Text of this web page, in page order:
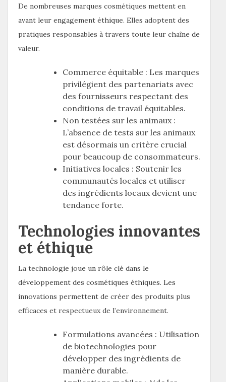
De nombreuses marques cosmétiques mettent en
avant leur engagement éthique. Elles adoptent des
pratiques responsables à travers toute leur chaîne de
valeur.
Commerce équitable : Les marques
privilégient des partenariats avec
des fournisseurs respectant des
conditions de travail équitables.
Non testées sur les animaux :
L’absence de tests sur les animaux
est désormais un critère crucial
pour beaucoup de consommateurs.
Initiatives locales : Soutenir les
communautés locales et utiliser
des ingrédients locaux devient une
tendance forte.
Technologies innovantes
et éthique
La technologie joue un rôle clé dans le
développement des cosmétiques éthiques. Les
innovations permettent de créer des produits plus
efficaces et respectueux de l’environnement.
Formulations avancées : Utilisation
de biotechnologies pour
développer des ingrédients de
manière durable.